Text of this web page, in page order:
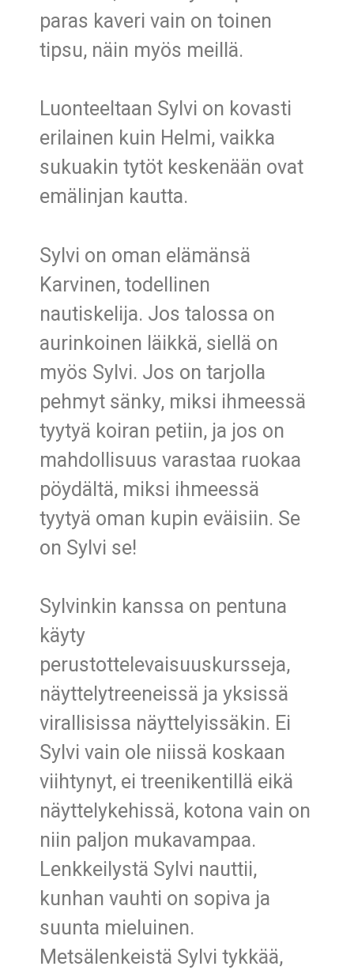
paras kaveri vain on toinen
tipsu, näin myös meillä.
Luonteeltaan Sylvi on kovasti
erilainen kuin Helmi, vaikka
sukuakin tytöt keskenään ovat
emälinjan kautta.
Sylvi on oman elämänsä
Karvinen, todellinen
nautiskelija. Jos talossa on
aurinkoinen läikkä, siellä on
myös Sylvi. Jos on tarjolla
pehmyt sänky, miksi ihmeessä
tyytyä koiran petiin, ja jos on
mahdollisuus varastaa ruokaa
pöydältä, miksi ihmeessä
tyytyä oman kupin eväisiin. Se
on Sylvi se!
Sylvinkin kanssa on pentuna
käyty
perustottelevaisuuskursseja,
näyttelytreeneissä ja yksissä
virallisissa näyttelyissäkin. Ei
Sylvi vain ole niissä koskaan
viihtynyt, ei treenikentillä eikä
näyttelykehissä, kotona vain on
niin paljon mukavampaa.
Lenkkeilystä Sylvi nauttii,
kunhan vauhti on sopiva ja
suunta mieluinen.
Metsälenkeistä Sylvi tykkää,